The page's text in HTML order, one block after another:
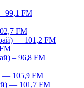
99,1 FM
FM
— 101,2 FM
– 96,8 FM
— 105,9 FM
— 101,7 FM